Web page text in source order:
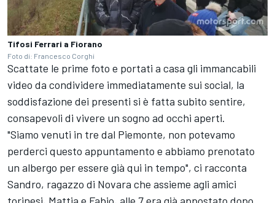
Tifosi Ferrari a Fiorano
Foto di: Francesco Corghi
Scattate le prime foto e portati a casa gli immancabili
video da condividere immediatamente sui social, la
soddisfazione dei presenti si è fatta subito sentire,
consapevoli di vivere un sogno ad occhi aperti.
"Siamo venuti in tre dal Piemonte, non potevamo
perderci questo appuntamento e abbiamo prenotato
un albergo per essere già qui in tempo", ci racconta
Sandro, ragazzo di Novara che assieme agli amici